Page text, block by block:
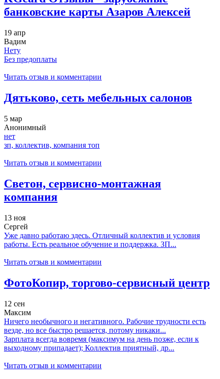
банковские карты Азаров Алексей
19 апр
Вадим
Нету
Без предоплаты
Читать отзыв и комментарии
Дятьково, сеть мебельных салонов
5 мар
Анонимный
нет
зп, коллектив, компания топ
Читать отзыв и комментарии
Светон, сервисно-монтажная
компания
13 ноя
Сергей
Уже давно работаю здесь. Отличный коллектив и условия
работы. Есть реальное обучение и поддержка. ЗП...
Читать отзыв и комментарии
ФотоКопир, торгово-сервисный центр
12 сен
Максим
Ничего необычного и негативного. Рабочие трудности есть
везде, но все быстро решается, потому никаки...
Зарплата всегда вовремя (максимум на день позже, если к
выходному припадает); Коллектив приятный, др...
Читать отзыв и комментарии